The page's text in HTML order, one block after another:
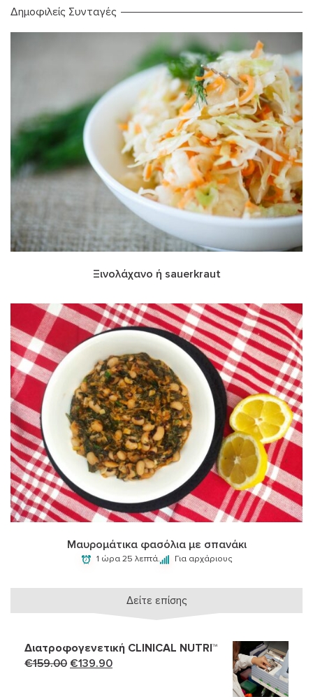
Δημοφιλείς Συνταγές
Ξινολάχανο ή sauerkraut
Μαυρομάτικα φασόλια με σπανάκι
1 ώρα 25 λεπτά. Για αρχάριους
Δείτε επίσης
Διατροφογενετική CLINICAL NUTRI™
€159.00 Original
€139.90Η